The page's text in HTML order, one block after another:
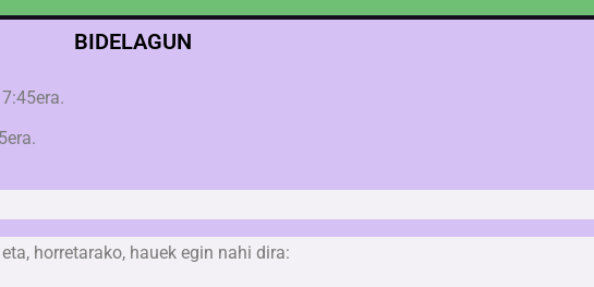
BIDELAGUN
horretarako, hauek egin nahi dira: